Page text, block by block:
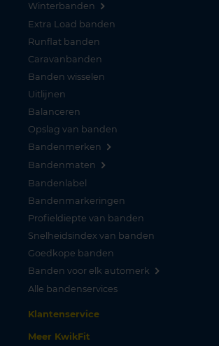
Winterbanden
Extra Load banden
Runflat banden
Caravanbanden
Banden wisselen
Uitlijnen
Balanceren
Opslag van banden
Bandenmerken
Bandenmaten
Bandenlabel
Bandenmarkeringen
Profieldiepte van banden
Snelheidsindex van banden
Goedkope banden
Banden voor elk automerk
Alle bandenservices
Klantenservice
Meer KwikFit